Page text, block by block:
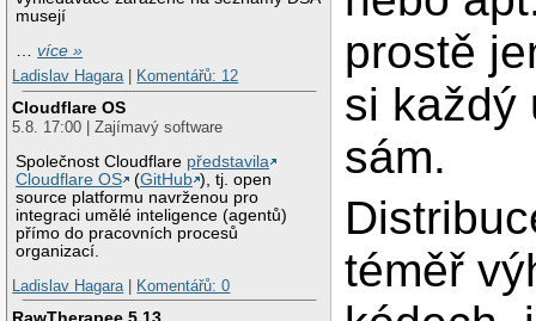
musejí
…více »
Ladislav Hagara| Komentářů: 12
Cloudflare OS
5.8. 17:00 | Zajímavý software
Společnost Cloudflare představila
Cloudflare OS
(GitHub ), tj. open
source platformu navrženou pro
integraci umělé inteligence (agentů)
přímo do pracovních procesů
organizací.
Ladislav Hagara| Komentářů: 0
RawTherapee 5.13
prostě
si každý
sám.
téměř